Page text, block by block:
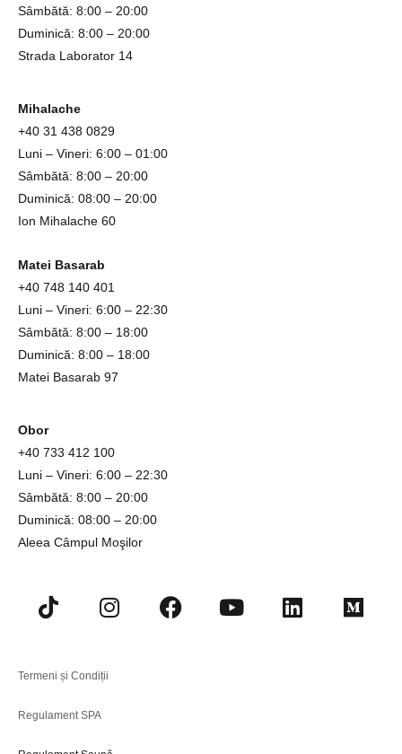
Sâmbătă: 8:00 – 20:00
Duminică: 8:00 – 20:00
Strada Laborator 14
Mihalache
+40 31 438 0829
Luni – Vineri: 6:00 – 01:00
Sâmbătă: 8:00 – 20:00
Duminică: 08:00 – 20:00
Ion Mihalache 60
Matei Basarab
+40 748 140 401
Luni – Vineri: 6:00 – 22:30
Sâmbătă: 8:00 – 18:00
Duminică: 8:00 – 18:00
Matei Basarab 97
Obor
+40 733 412 100
Luni – Vineri: 6:00 – 22:30
Sâmbătă: 8:00 – 20:00
Duminică: 08:00 – 20:00
Aleea Câmpul Moşilor
Termeni și Condiții
Regulament SPA